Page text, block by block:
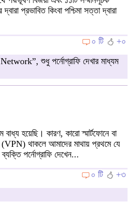
প্রভাবিত কিংবা পশ্চিমা সত্তা দ্বারা
০ টি
+০
শুধু পর্নোগ্রাফি দেখার মাধ্যম
হয়েছি। কারণ, কারো স্মার্টফোনে বা
(VPN) থাকলে আমাদের মাথায় প্রথমে যে
পর্নোগ্রাফি দেখেন...
০ টি
+৩